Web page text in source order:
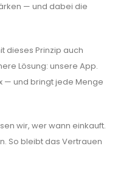
— und dabei die
dieses Prinzip auch
Lösung: unsere App.
— und bringt jede Menge
wir, wer wann einkauft.
So bleibt das Vertrauen